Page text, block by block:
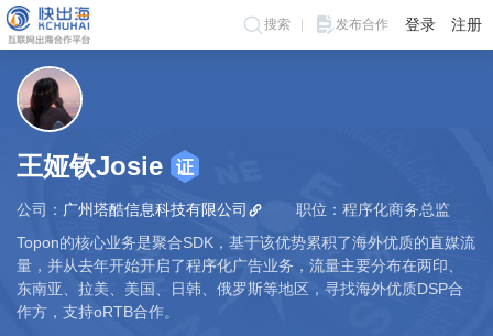
搜索 发布合作 登录 注册
王娅钦Josie
公司： 广州塔酷信息科技有限公司
职位：程序化商务总监
Topon的核心业务是聚合SDK，基于该优势累积了海外优质的直媒流
量，并从去年开始开启了程序化广告业务，流量主要分布在两印、
东南亚、拉美、美国、日韩、俄罗斯等地区，寻找海外优质DSP合
作方，支持oRTB合作。